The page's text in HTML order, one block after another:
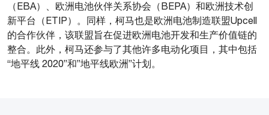
（EBA）、欧洲电池伙伴关系协会（BEPA）和欧洲技术创
新平台（ETIP）。同样，柯马也是欧洲电池制造联盟Upcell
的合作伙伴，该联盟旨在促进欧洲电池开发和生产价值链的
整合。此外，柯马还参与了其他许多电动化项目，其中包括
“地平线 2020”和”地平线欧洲”计划。